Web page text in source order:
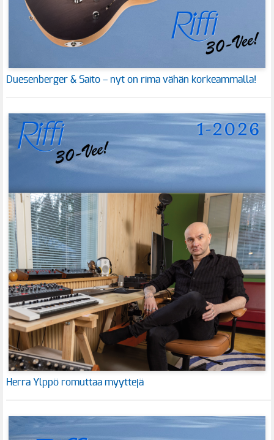
Duesenberger & Saito – nyt on rima vähän korkeammalla!
Herra Ylppö romuttaa myyttejä